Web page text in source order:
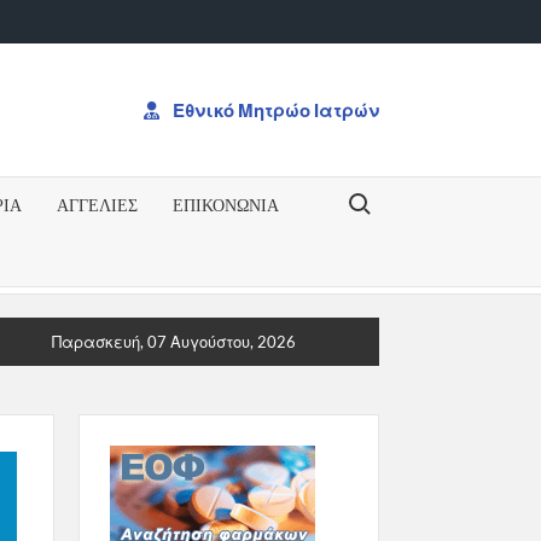
Εθνικό Μητρώο Ιατρών
ΑΓΓΕΛΙΕΣ ΕΠΙΚΟΝΩΝΊΑ
Search for:
Από την Ογκογένεση έως τη
Παρασκευή, 07 Αυγούστου, 2026